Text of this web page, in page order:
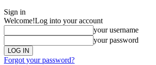
Sign in
Welcome!Log into your account
your username
your password
Forgot your password?